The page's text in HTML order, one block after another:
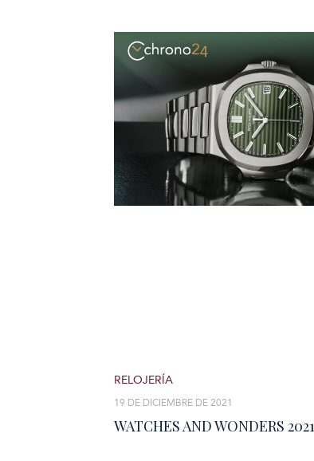
WATCHES AND WONDERS 2021
19 DE DICIEMBRE DE 2021
RELOJERÍA